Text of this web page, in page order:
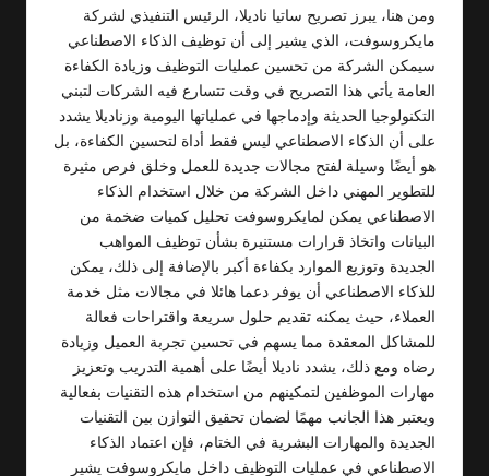
ومن هنا، يبرز تصريح ساتيا ناديلا، الرئيس التنفيذي لشركة
مايكروسوفت، الذي يشير إلى أن توظيف الذكاء الاصطناعي
سيمكن الشركة من تحسين عمليات التوظيف وزيادة الكفاءة
العامة يأتي هذا التصريح في وقت تتسارع فيه الشركات لتبني
التكنولوجيا الحديثة وإدماجها في عملياتها اليومية وزناديلا يشدد
على أن الذكاء الاصطناعي ليس فقط أداة لتحسين الكفاءة، بل
هو أيضًا وسيلة لفتح مجالات جديدة للعمل وخلق فرص مثيرة
للتطوير المهني داخل الشركة من خلال استخدام الذكاء
الاصطناعي يمكن لمايكروسوفت تحليل كميات ضخمة من
البيانات واتخاذ قرارات مستنيرة بشأن توظيف المواهب
الجديدة وتوزيع الموارد بكفاءة أكبر بالإضافة إلى ذلك، يمكن
للذكاء الاصطناعي أن يوفر دعما هائلا في مجالات مثل خدمة
العملاء، حيث يمكنه تقديم حلول سريعة واقتراحات فعالة
للمشاكل المعقدة مما يسهم في تحسين تجربة العميل وزيادة
رضاه ومع ذلك، يشدد ناديلا أيضًا على أهمية التدريب وتعزيز
مهارات الموظفين لتمكينهم من استخدام هذه التقنيات بفعالية
ويعتبر هذا الجانب مهمًا لضمان تحقيق التوازن بين التقنيات
الجديدة والمهارات البشرية في الختام، فإن اعتماد الذكاء
الاصطناعي في عمليات التوظيف داخل مايكروسوفت يشير